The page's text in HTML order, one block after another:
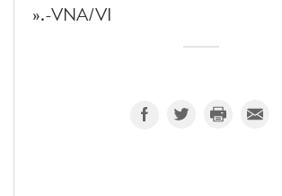
».-VNA/VI